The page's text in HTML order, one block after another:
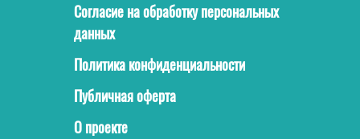
Согласие на обработку персональных
данных
Политика конфиденциальности
Публичная оферта
О проекте